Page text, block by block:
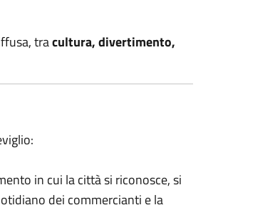
tracultura, divertimento,
in cui la città si riconosce, si
dei commercianti e la